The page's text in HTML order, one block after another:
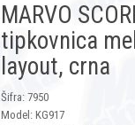
MARVO
tipkovnica
layout, crna
Šifra: 7950
Model: KG917